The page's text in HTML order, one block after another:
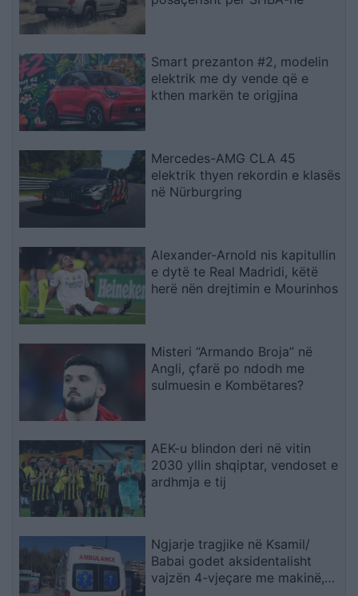
Smart prezanton #2, modelin
elektrik me dy vende që e
kthen markën te origjina
Mercedes-AMG CLA 45
elektrik thyen rekordin e klasës
në Nürburgring
Alexander-Arnold nis kapitullin
e dytë te Real Madridi, këtë
herë nën drejtimin e Mourinhos
Misteri “Armando Broja” në
Angli, çfarë po ndodh me
sulmuesin e Kombëtares?
AEK-u blindon deri në vitin
2030 yllin shqiptar, vendoset e
ardhmja e tij
Ngjarje tragjike në Ksamil/
Babai godet aksidentalisht
vajzën 4-vjeçare me makinë,